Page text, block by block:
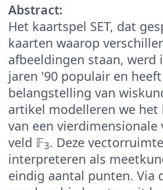
Abstract:
Het kaartspel SET, dat
kaarten waarop
afbeeldingen staan, werd
jaren '90 populair en
belangstelling van
artikel modelleren we het
van een
veld 𝔽3. Deze
interpreteren als
eindig aantal punten. Via